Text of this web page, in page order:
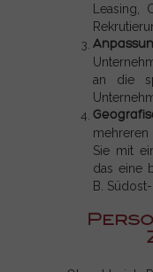
Leasing,
an die
Sie mit
das eine
B.